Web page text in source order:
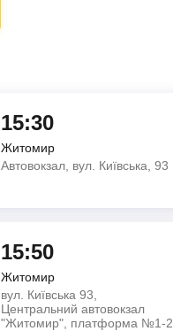
15:30
Житомир
Автовокзал, вул. Київська, 93
15:50
Житомир
вул. Київська 93,
Центральний автовокзал
"Житомир", платформа №1-2